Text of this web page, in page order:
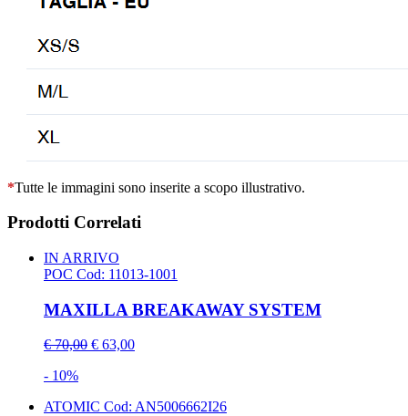
*Tutte le immagini sono inserite a scopo illustrativo.
Prodotti Correlati
IN ARRIVO
POC Cod: 11013-1001
MAXILLA BREAKAWAY SYSTEM
€ 70,00 € 63,00
- 10%
ATOMIC Cod: AN5006662I26